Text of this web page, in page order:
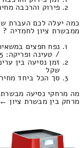
פירוק והרכבה מחיר
ממבשרת ציון לחמדיה ?
/ טעינה ופריקה: 1088.25 ₪
שקל
סך הכל ביחד מחיר
מה מרחקי נסיעה
מרחק בין מבשרת ציון ← לחמדיה